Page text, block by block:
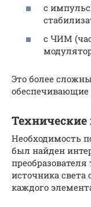
с
с ЧИМ
Это более
Необходимость
был найден
источника света
каждого